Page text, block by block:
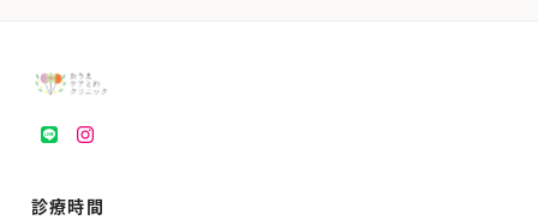
LINEinstagram
診療時間